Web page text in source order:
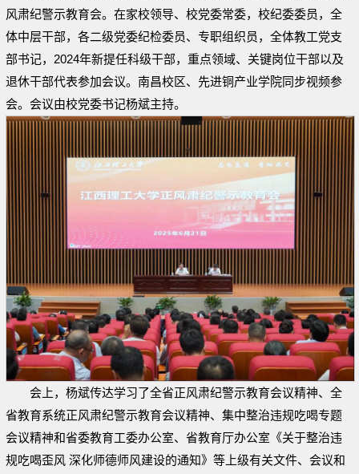
风肃纪警示教育会。在家校领导、校党委常委，校纪委委员，全
体中层干部，各二级党委纪检委员、专职组织员，全体教工党支
部书记，2024年新提任科级干部，重点领域、关键岗位干部以及
退休干部代表参加会议。南昌校区、先进铜产业学院同步视频参
会。会议由校党委书记杨斌主持。
会上，杨斌传达学习了全省正风肃纪警示教育会议精神、全
省教育系统正风肃纪警示教育会议精神、集中整治违规吃喝专题
会议精神和省委教育工委办公室、省教育厅办公室《关于整治违
规吃喝歪风 深化师德师风建设的通知》等上级有关文件、会议和